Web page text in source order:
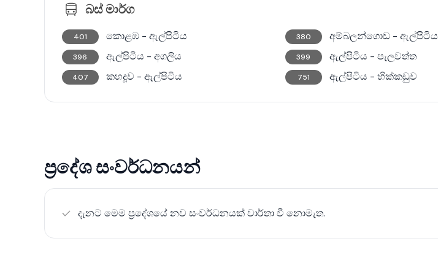
බස් මාර්ග
401 කොළඹ - ඇල්පිටිය 380 අම්බලන්ගොඩ - ඇල්පිටිය
396 ඇල්පිටිය - අගලිය 399 ඇල්පිටිය - පැලවත්ත
407 කහදූව - ඇල්පිටිය 751 ඇල්පිටිය - හික්කඩුව
ප්‍රදේශ සංවර්ධනයන්
දැනට මෙම ප්‍රදේශයේ නව සංවර්ධනයක් වාර්තා වී නොමැත.